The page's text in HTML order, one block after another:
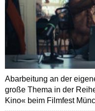
Abarbeitung an der
große Thema in der
Kino« beim Filmfest